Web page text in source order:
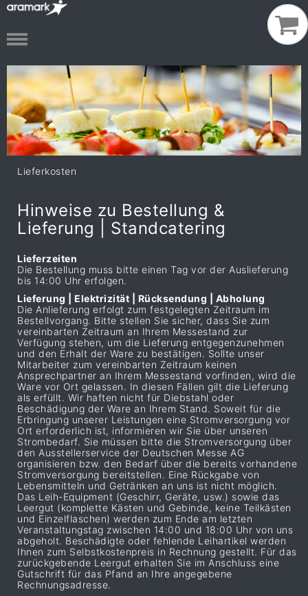
Lieferkosten
Hinweise zu Bestellung &
Lieferung | Standcatering
Lieferzeiten
Die Bestellung muss bitte einen Tag vor der Auslieferung
bis 14:00 Uhr erfolgen.
Lieferung | Elektrizität | Rücksendung | Abholung
Die Anlieferung erfolgt zum festgelegten Zeitraum im
Bestellvorgang. Bitte stellen Sie sicher, dass Sie zum
vereinbarten Zeitraum an Ihrem Messestand zur
Verfügung stehen, um die Lieferung entgegenzunehmen
und den Erhalt der Ware zu bestätigen. Sollte unser
Mitarbeiter zum vereinbarten Zeitraum keinen
Ansprechpartner an Ihrem Messestand vorfinden, wird die
Ware vor Ort gelassen. In diesen Fällen gilt die Lieferung
als erfüllt. Wir haften nicht für Diebstahl oder
Beschädigung der Ware an Ihrem Stand. Soweit für die
Erbringung unserer Leistungen eine Stromversorgung vor
Ort erforderlich ist, informieren wir Sie über unseren
Strombedarf. Sie müssen bitte die Stromversorgung über
den Ausstellerservice der Deutschen Messe AG
organisieren bzw. den Bedarf über die bereits vorhandene
Stromversorgung bereitstellen. Eine Rückgabe von
Lebensmitteln und Getränken an uns ist nicht möglich.
Das Leih-Equipment (Geschirr, Geräte, usw.) sowie das
Leergut (komplette Kästen und Gebinde, keine Teilkästen
und Einzelflaschen) werden zum Ende am letzten
Veranstaltungstag zwischen 14:00 und 18:00 Uhr von uns
abgeholt. Beschädigte oder fehlende Leihartikel werden
Ihnen zum Selbstkostenpreis in Rechnung gestellt. Für das
zurückgebende Leergut erhalten Sie im Anschluss eine
Gutschrift für das Pfand an Ihre angegebene
Rechnungsadresse.